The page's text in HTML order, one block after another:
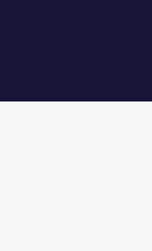
能會有產能釋放出